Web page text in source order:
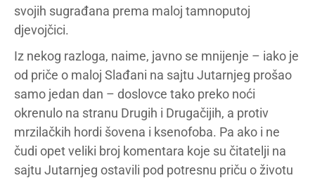
svojih sugrađana prema maloj tamnoputoj
djevojčici.
Iz nekog razloga, naime, javno se mnijenje – iako je
od priče o maloj Slađani na sajtu Jutarnjeg prošao
samo jedan dan – doslovce tako preko noći
okrenulo na stranu Drugih i Drugačijih, a protiv
mrzilačkih hordi šovena i ksenofoba. Pa ako i ne
čudi opet veliki broj komentara koje su čitatelji na
sajtu Jutarnjeg ostavili pod potresnu priču o životu